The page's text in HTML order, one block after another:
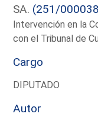
SA. (251/
Intervención en la
con el Tribunal de
Cargo
DIPUTADO
Autor